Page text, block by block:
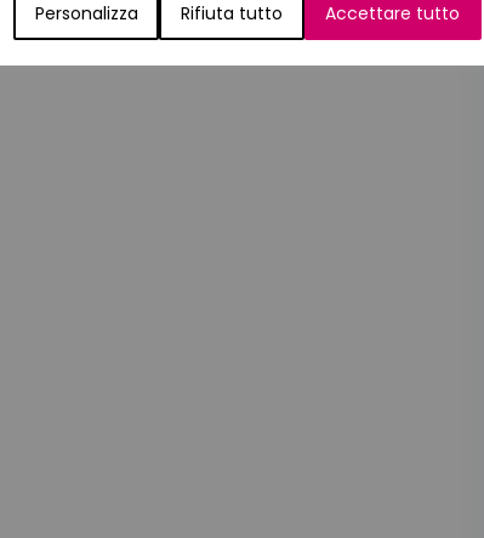
Personalizza Rifiuta tutto Accettare tutto